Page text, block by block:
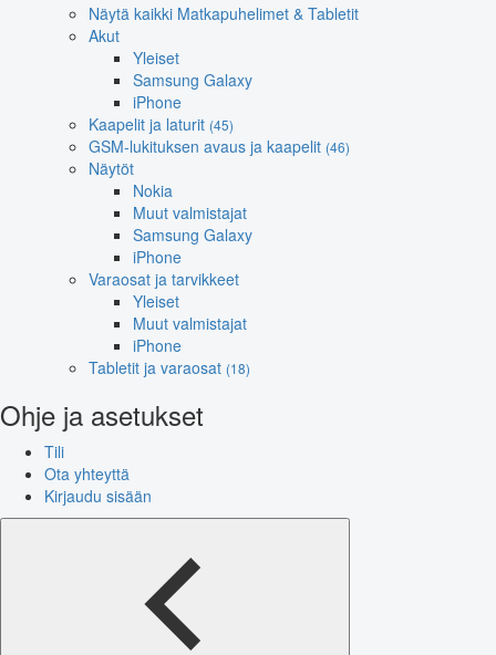
Näytä kaikki Matkapuhelimet & Tabletit
Akut
Yleiset
Samsung Galaxy
iPhone
Kaapelit ja laturit (45)
GSM-lukituksen avaus ja kaapelit (46)
Näytöt
Nokia
Muut valmistajat
Samsung Galaxy
iPhone
Varaosat ja tarvikkeet
Yleiset
Muut valmistajat
iPhone
Tabletit ja varaosat (18)
Ohje ja asetukset
Tili
Ota yhteyttä
Kirjaudu sisään